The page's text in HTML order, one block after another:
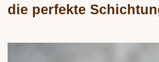
die perfekte